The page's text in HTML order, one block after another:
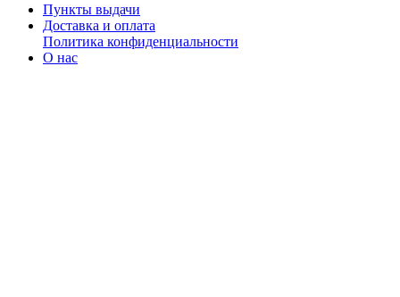
Пункты выдачи
Доставка и оплата
Политика конфиденциальности
О нас